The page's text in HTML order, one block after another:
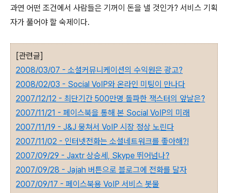
과연 어떤 조건에서 사람들은 기꺼이 돈을 낼 것인가? 서비스 기획
자가 풀어야 할 숙제이다.
[관련글]
2008/03/07 - 소셜커뮤니케이션의 수익원은 광고?
2008/02/03 - Social VoIP와 온라인 미팅이 만나다
2007/12/12 - 최단기간 500만명 돌파한 잭스터의 앞날은?
2007/11/21 - 페이스북을 통해 본 Social VoIP의 미래
2007/11/19 - J&J 뭉쳐서 VoIP 시장 정상 노린다
2007/11/02 - 인터넷전화는 소셜네트워크를 좋아해?!
2007/09/29 - Jaxtr 상승세, Skype 뛰어넘나?
2007/09/28 - Jajah 버튼으로 블로그에 전화를 달자
2007/09/17 - 페이스북용 VoIP 서비스 봇물